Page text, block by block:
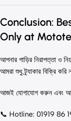
Conclusion:
Only at
আপনার গাড়ির নিরাপত্তা ও
আমরা শুধু ট্র্যাকার বিক্রি করি
আজই যোগাযোগ করুন এবং
📞 Hotline: 01919 86